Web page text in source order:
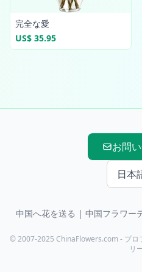
完全な愛
US$ 35.95
お問
日本
中国へ花を送る | 中国フラワー
© 2007-2025 ChinaFlowers.com - プロ
リ